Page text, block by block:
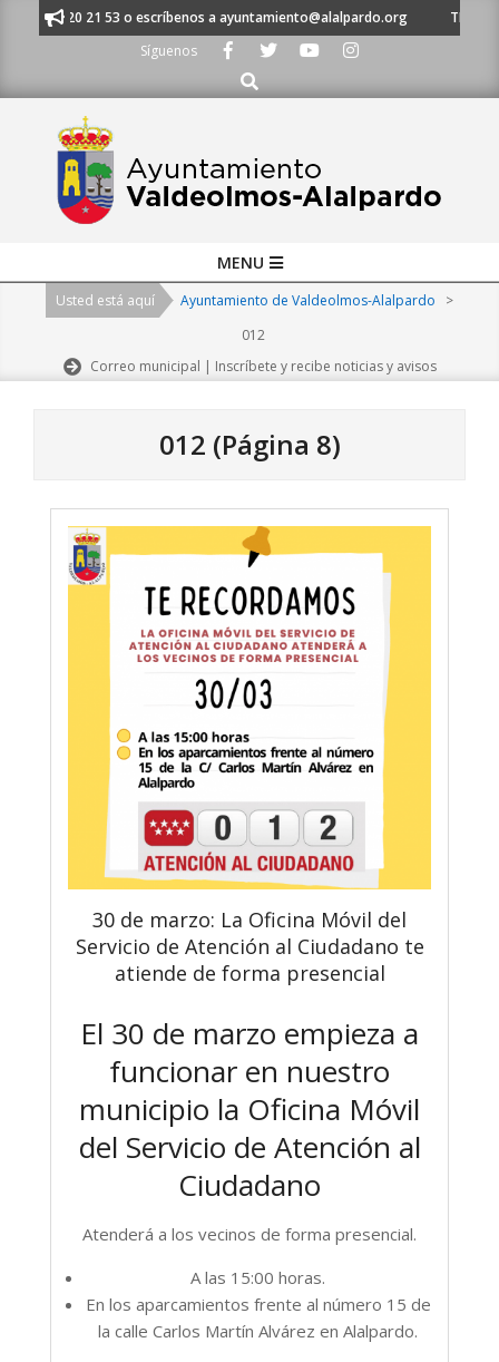
al 91 620 21 53 o escríbenos a ayuntamiento@alalpardo.org
TE
Síguenos
Buscar
Navigation
MENU
Usted está aquí Ayuntamiento de Valdeolmos-Alalpardo
>
012
Correo municipal | Inscríbete y recibe noticias y avisos
012 (Página 8)
30 de marzo: La Oficina Móvil del
Servicio de Atención al Ciudadano te
atiende de forma presencial
El 30 de marzo empieza a
funcionar en nuestro
municipio la Oficina Móvil
del Servicio de Atención al
Ciudadano
Atenderá a los vecinos de forma presencial.
A las 15:00 horas.
En los aparcamientos frente al número 15 de
la calle Carlos Martín Alvárez en Alalpardo.